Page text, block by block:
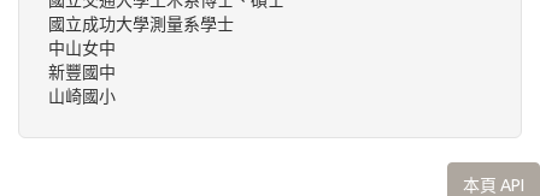
國立成功大學測量系學士
中山女中
新豐國中
山崎國小
本頁 API